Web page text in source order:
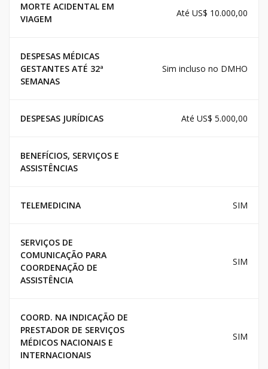
MORTE ACIDENTAL EM
VIAGEM
Até US$ 10.000,00
DESPESAS MÉDICAS
GESTANTES ATÉ 32ª
SEMANAS
Sim incluso no DMHO
DESPESAS JURÍDICAS Até US$ 5.000,00
BENEFÍCIOS, SERVIÇOS E
ASSISTÊNCIAS
TELEMEDICINA SIM
SERVIÇOS DE
COMUNICAÇÃO PARA
COORDENAÇÃO DE
ASSISTÊNCIA
SIM
COORD. NA INDICAÇÃO DE
PRESTADOR DE SERVIÇOS
MÉDICOS NACIONAIS E
INTERNACIONAIS
SIM